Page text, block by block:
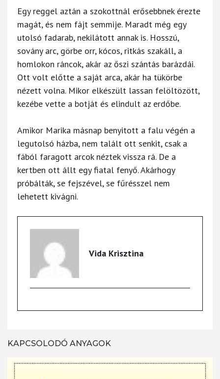
Egy reggel aztán a szokottnál erősebbnek érezte
magát, és nem fájt semmije. Maradt még egy
utolsó fadarab, nekilátott annak is. Hosszú,
sovány arc, görbe orr, kócos, ritkás szakáll, a
homlokon ráncok, akár az őszi szántás barázdái.
Ott volt előtte a saját arca, akár ha tükörbe
nézett volna. Mikor elkészült lassan felöltözött,
kezébe vette a botját és elindult az erdőbe.
Amikor Marika másnap benyitott a falu végén a
legutolsó házba, nem talált ott senkit, csak a
fából faragott arcok néztek vissza rá. De a
kertben ott állt egy fiatal fenyő. Akárhogy
próbálták, se fejszével, se fűrésszel nem
lehetett kivágni.
Vida Krisztina
KAPCSOLODÓ ANYAGOK